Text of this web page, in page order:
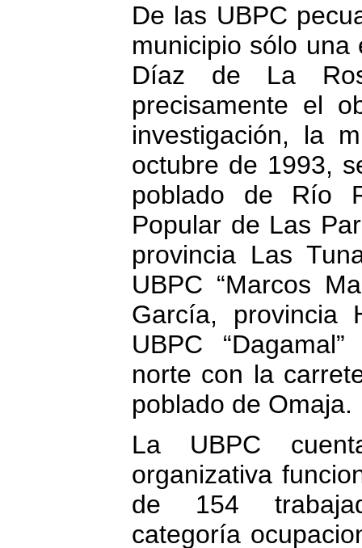
De las UBPC
municipio sólo una
Díaz de La
precisamente el
investigación, la
octubre de 1993,
poblado de Río
Popular de Las
provincia Las
UBPC “Marcos
García, provincia
UBPC
norte con la
poblado de Omaja.
La UBPC
organizativa
de 154
categoría